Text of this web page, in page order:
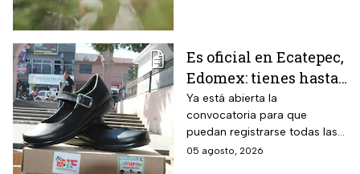
Es oficial en Ecatepec,
Edomex: tienes hasta
el 14 de agosto para
cobrar apoyo de $400
para los zapatos de tus
hijos o nietos
Ya está abierta la
convocatoria para que
puedan registrarse todas las
familias con niños de escuelas
05 agosto, 2026